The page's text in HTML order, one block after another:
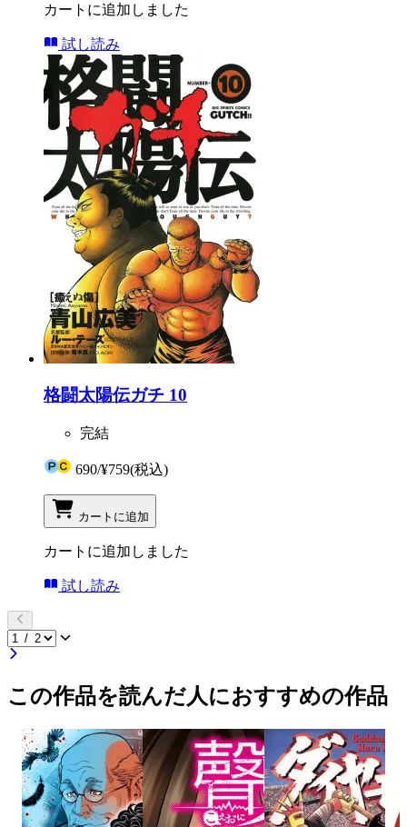
カートに追加しました
試し読み
格闘太陽伝ガチ 10
完結
690/¥759(税込)
カートに追加
カートに追加しました
試し読み
この作品を読んだ人におすすめの作品